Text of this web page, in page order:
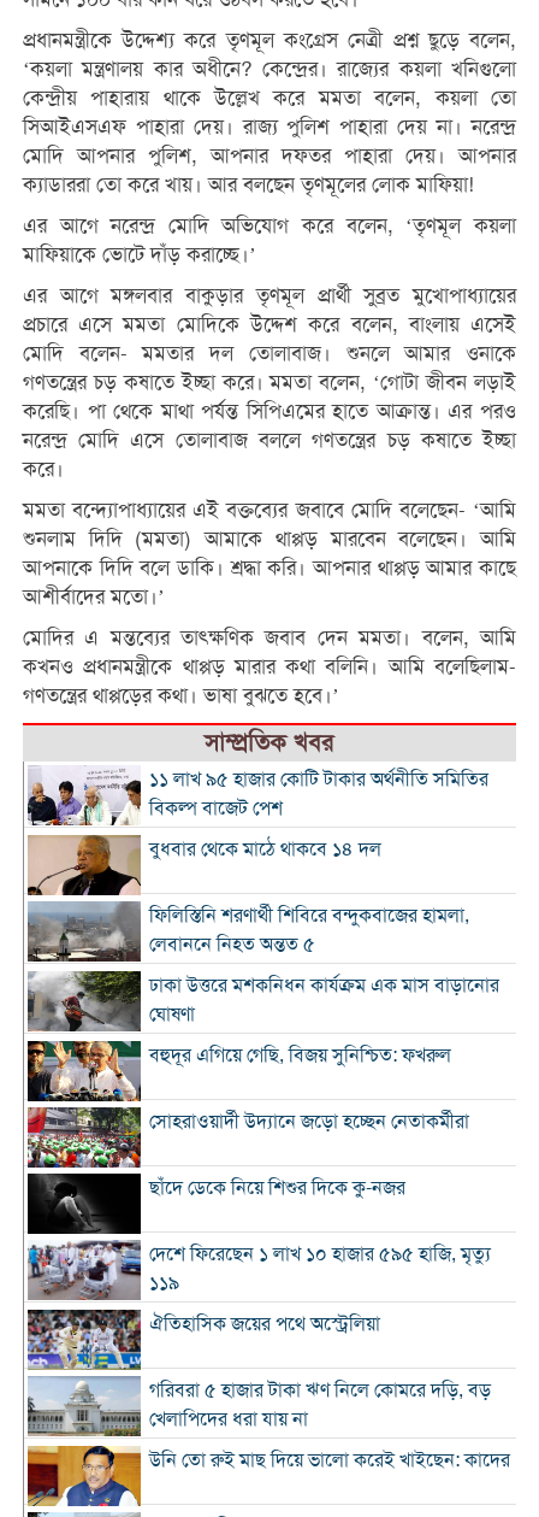
প্রধানমন্ত্রীকে উদ্দেশ্য করে তৃণমূল কংগ্রেস নেত্রী প্রশ্ন ছুড়ে বলেন,
‘কয়লা মন্ত্রণালয় কার অধীনে? কেন্দ্রের। রাজ্যের কয়লা খনিগুলো
কেন্দ্রীয় পাহারায় থাকে উল্লেখ করে মমতা বলেন, কয়লা তো
সিআইএসএফ পাহারা দেয়। রাজ্য পুলিশ পাহারা দেয় না। নরেন্দ্র
মোদি আপনার পুলিশ, আপনার দফতর পাহারা দেয়। আপনার
ক্যাডাররা তো করে খায়। আর বলছেন তৃণমূলের লোক মাফিয়া!
এর আগে নরেন্দ্র মোদি অভিযোগ করে বলেন, ‘তৃণমূল কয়লা
মাফিয়াকে ভোটে দাঁড় করাচ্ছে।’
এর আগে মঙ্গলবার বাকুড়ার তৃণমূল প্রার্থী সুব্রত মুখোপাধ্যায়ের
প্রচারে এসে মমতা মোদিকে উদ্দেশ করে বলেন, বাংলায় এসেই
মোদি বলেন- মমতার দল তোলাবাজ। শুনলে আমার ওনাকে
গণতন্ত্রের চড় কষাতে ইচ্ছা করে। মমতা বলেন, ‘গোটা জীবন লড়াই
করেছি। পা থেকে মাথা পর্যন্ত সিপিএমের হাতে আক্রান্ত। এর পরও
নরেন্দ্র মোদি এসে তোলাবাজ বললে গণতন্ত্রের চড় কষাতে ইচ্ছা
করে।
মমতা বন্দ্যোপাধ্যায়ের এই বক্তব্যের জবাবে মোদি বলেছেন- ‘আমি
শুনলাম দিদি (মমতা) আমাকে থাপ্পড় মারবেন বলেছেন। আমি
আপনাকে দিদি বলে ডাকি। শ্রদ্ধা করি। আপনার থাপ্পড় আমার কাছে
আশীর্বাদের মতো।’
মোদির এ মন্তব্যের তাৎক্ষণিক জবাব দেন মমতা। বলেন, আমি
কখনও প্রধানমন্ত্রীকে থাপ্পড় মারার কথা বলিনি। আমি বলেছিলাম-
গণতন্ত্রের থাপ্পড়ের কথা। ভাষা বুঝতে হবে।’
সাম্প্রতিক খবর
১১ লাখ ৯৫ হাজার কোটি টাকার অর্থনীতি সমিতির
বিকল্প বাজেট পেশ
বুধবার থেকে মাঠে থাকবে ১৪ দল
ফিলিস্তিনি শরণার্থী শিবিরে বন্দুকবাজের হামলা,
লেবাননে নিহত অন্তত ৫
ঢাকা উত্তরে মশকনিধন কার্যক্রম এক মাস বাড়ানোর
ঘোষণা
বহুদূর এগিয়ে গেছি, বিজয় সুনিশ্চিত: ফখরুল
সোহরাওয়ার্দী উদ্যানে জড়ো হচ্ছেন নেতাকর্মীরা
ছাঁদে ডেকে নিয়ে শিশুর দিকে কু-নজর
দেশে ফিরেছেন ১ লাখ ১০ হাজার ৫৯৫ হাজি, মৃত্যু
১১৯
ঐতিহাসিক জয়ের পথে অস্ট্রেলিয়া
গরিবরা ৫ হাজার টাকা ঋণ নিলে কোমরে দড়ি, বড়
খেলাপিদের ধরা যায় না
উনি তো রুই মাছ দিয়ে ভালো করেই খাইছেন: কাদের